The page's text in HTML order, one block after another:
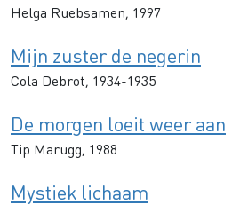
Helga Ruebsamen, 1997
Mijn zuster de negerin
Cola Debrot, 1934-1935
De morgen loeit weer aan
Tip Marugg, 1988
Mystiek lichaam